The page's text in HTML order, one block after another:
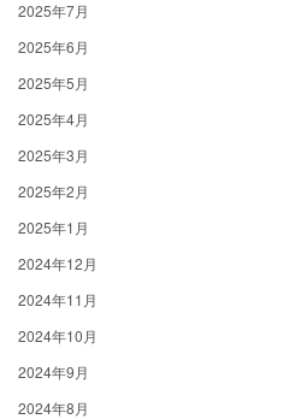
2025年7月
2025年6月
2025年5月
2025年4月
2025年3月
2025年2月
2025年1月
2024年12月
2024年11月
2024年10月
2024年9月
2024年8月